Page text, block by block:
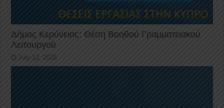
Δήμος Κερύνειας: Θέση Βοηθού Γραμματειακού
Λειτουργού
July 12, 2026